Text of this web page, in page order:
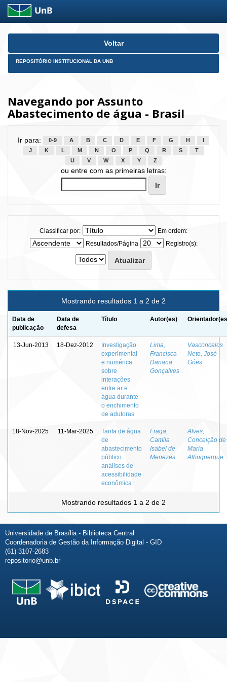
Skip
Voltar
REPOSITÓRIO INSTITUCIONAL DA UNB
Navegando por Assunto
Abastecimento de água - Brasil
Ir para: 0-9 A B C D E F G H
J
K L M N O P Q R S
T
U
V W X Y Z
ou entre com as primeiras letras:
Classificar por:
Em ordem:
Resultados/Página
Registro(s):
Mostrando resultados 1 a 2 de 2
Data de
publicação
Data de
defesa
Título Autor(es)
13-Jun-2013 18-Dez-2012
Investigação
experimental
e numérica
sobre
interações
entre ar e
água durante
o enchimento
de adutoras
Lima,
Francisca
Dariana
Gonçalves
Vasconcelos
Neto, José
Góes
18-Nov-2025 11-Mar-2025
Tarifa de água
de
abastecimento
público :
análises de
acessibilidade
econômica
Fraga,
Camila
Isabel de
Menezes
Alves,
Conceição de
Maria
Albuquerque
Mostrando resultados 1 a 2 de 2
Universidade de Brasília - Biblioteca Central
Coordenadoria de Gestão da Informação Digital - GID
(61) 3107-2683
repositorio@unb.br